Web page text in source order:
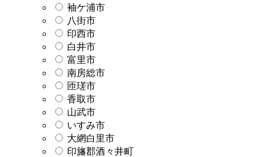
袖ケ浦市
八街市
印西市
白井市
富里市
南房総市
匝瑳市
香取市
山武市
いすみ市
大網白里市
印旛郡酒々井町